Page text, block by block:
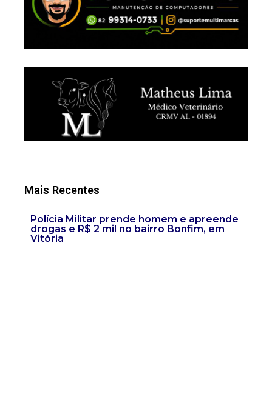
Mais Recentes
Polícia Militar prende homem e apreende
drogas e R$ 2 mil no bairro Bonfim, em
Vitória